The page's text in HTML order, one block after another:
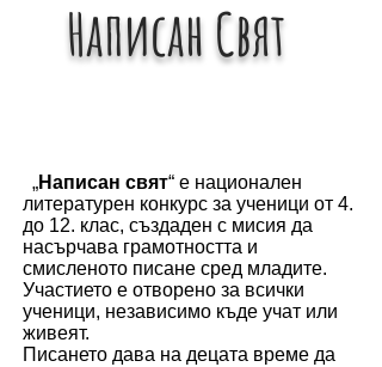
Написан Свят
„Написан свят“ е национален
литературен конкурс за ученици от 4.
до 12. клас, създаден с мисия да
насърчава грамотността и
смисленото писане сред младите.
Участието е отворено за всички
ученици, независимо къде учат или
живеят.
Писането дава на децата време да